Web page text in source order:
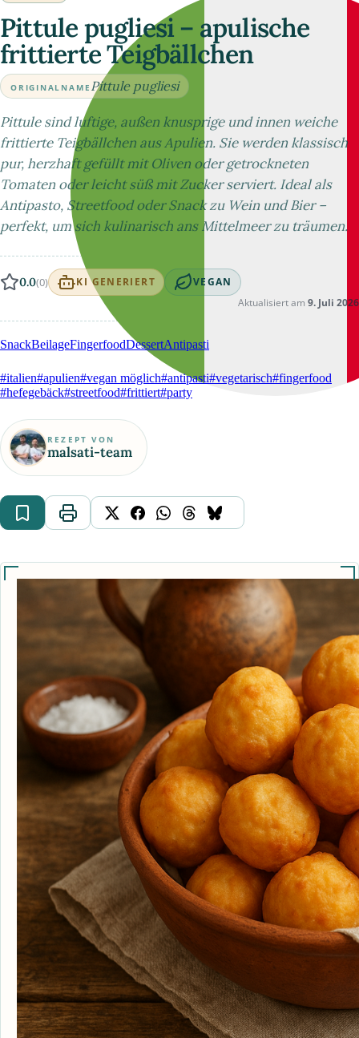
Pittule pugliesi – apulische
frittierte Teigbällchen
ORIGINALNAME Pittule pugliesi
Pittule sind luftige, außen knusprige und innen weiche
frittierte Teigbällchen aus Apulien. Sie werden klassisch
pur, herzhaft gefüllt mit Oliven oder getrockneten
Tomaten oder leicht süß mit Zucker serviert. Ideal als
Antipasto, Streetfood oder Snack zu Wein und Bier –
perfekt, um sich kulinarisch ans Mittelmeer zu träumen.
0.0(0) KI GENERIERT VEGAN
Aktualisiert am 9. Juli 2026
SnackBeilageFingerfoodDessertAntipasti
#italien#apulien#vegan möglich#antipasti#vegetarisch#fingerfood
#hefegebäck#streetfood#frittiert#party
REZEPT VON
malsati-team